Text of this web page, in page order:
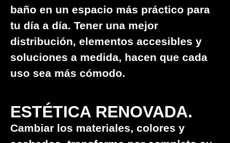
baño en un espacio más práctico para
tu día a día. Tener una mejor
distribución, elementos accesibles y
soluciones a medida, hacen que cada
uso sea más cómodo.
ESTÉTICA RENOVADA.
Cambiar los materiales, colores y